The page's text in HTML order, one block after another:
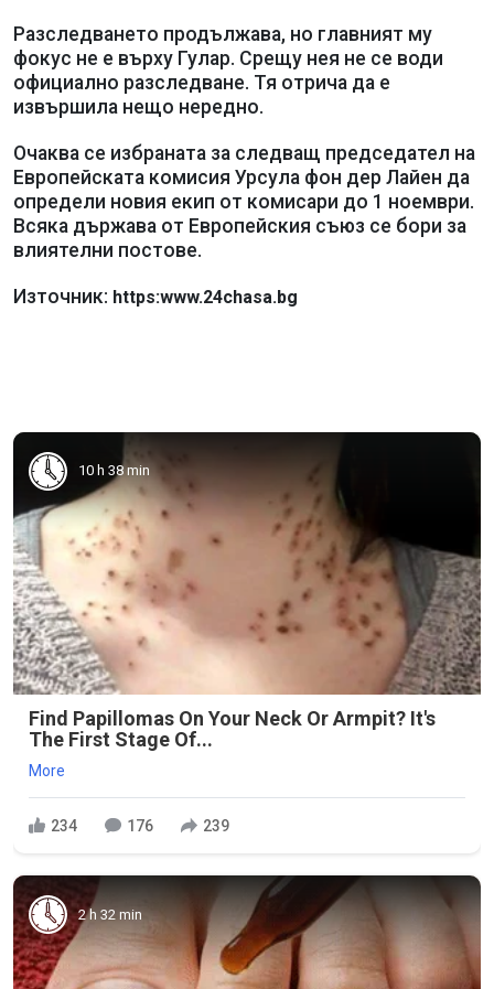
Разследването продължава, но главният му
фокус не е върху Гулар. Срещу нея не се води
официално разследване. Тя отрича да е
извършила нещо нередно.
Очаква се избраната за следващ председател на
Европейската комисия Урсула фон дер Лайен да
определи новия екип от комисари до 1 ноември.
Всяка държава от Европейския съюз се бори за
влиятелни постове.
Източник: https:www.24chasa.bg
10 h 38 min
Find Papillomas On Your Neck Or Armpit? It's
The First Stage Of...
More
234 176 239
2 h 32 min